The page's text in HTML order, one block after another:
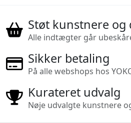
Støt kunstnere og
Alle indtægter går
Sikker betaling
På alle webshops hos
Kurateret udvalg
Nøje udvalgte kunstnere